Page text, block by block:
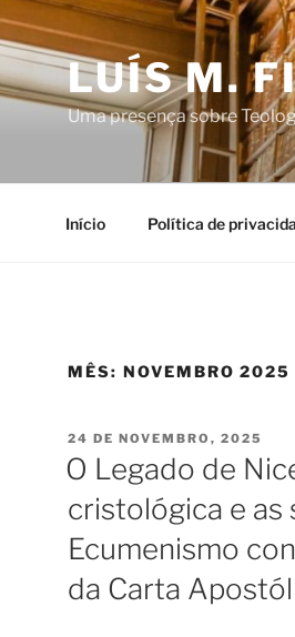
LUÍS M.
Uma presença sobre
Início Política de
MÊS: NOVEMBRO 2025
PUBLICADO
EM
24 DE NOVEMBRO, 2025
O Legado de
cristológica e as
Ecumenismo
da Carta